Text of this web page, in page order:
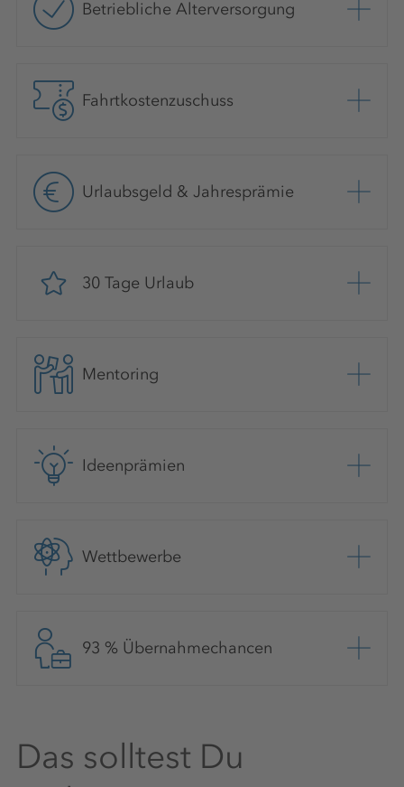
Betriebliche Alterversorgung
Fahrtkostenzuschuss
Urlaubsgeld & Jahresprämie
30 Tage Urlaub
Mentoring
Ideenprämien
Wettbewerbe
93 % Übernahmechancen
Das solltest Du